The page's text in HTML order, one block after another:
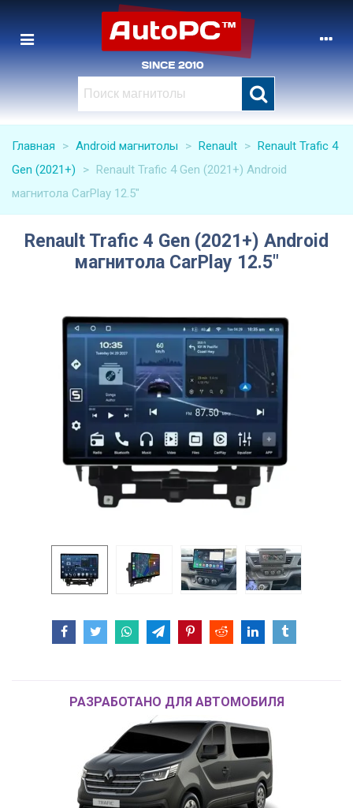
Главная > Android магнитолы > Renault > Renault Trafic 4
Gen (2021+)
> Renault Trafic 4 Gen (2021+) Android
магнитола CarPlay 12.5"
Renault Trafic 4 Gen (2021+) Android
магнитола CarPlay 12.5"
РАЗРАБОТАНО ДЛЯ АВТОМОБИЛЯ